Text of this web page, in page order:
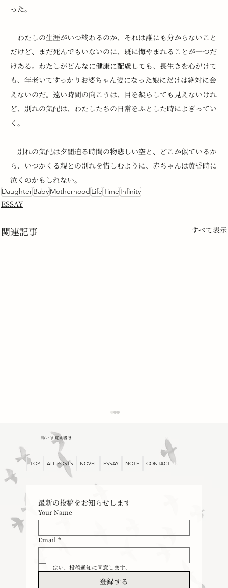
った。
わたしの生涯がいつ終わるのか、それは誰にも分からないこと
だけど、まだ死んでもいないのに、既に悔やまれることが一つだ
けある。わたしがどんなに健康に配慮しても、長生きを心がけて
も、年老いてすっかりお婆ちゃん姿になった娘にだけは絶対に会
えないのだ。遠い時間の向こうは、目を凝らしても見えないけれ
ど、別れの気配は、わたしたちの日常をふとした時によぎってい
く。
別れの気配は夕闇迫る時間の物悲しい空と、どこか似ているか
ら、いつかくる親との別れを惜しむように、赤ちゃんは黄昏時に
泣くのかもしれない。
DaughterBabyMotherhood LifeTime Infinity
ESSAY
関連記事 すべて表示
母と三つの宝
鳥いま覚え書き
TOP ALL POSTS NOVEL ESSAY NOTE CONTACT
最新の投稿をお知らせします
Your Name
Email *
はい、投稿通知に同意します。
登録する